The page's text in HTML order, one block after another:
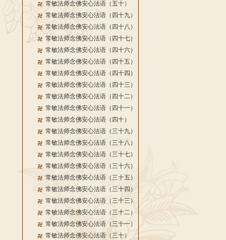
常敏法师念佛安心法语（五十）
常敏法师念佛安心法语（四十九）
常敏法师念佛安心法语（四十八）
常敏法师念佛安心法语（四十七）
常敏法师念佛安心法语（四十六）
常敏法师念佛安心法语（四十五）
常敏法师念佛安心法语（四十四）
常敏法师念佛安心法语（四十三）
常敏法师念佛安心法语（四十二）
常敏法师念佛安心法语（四十一）
常敏法师念佛安心法语（四十）
常敏法师念佛安心法语（三十九）
常敏法师念佛安心法语（三十八）
常敏法师念佛安心法语（三十七）
常敏法师念佛安心法语（三十六）
常敏法师念佛安心法语（三十五）
常敏法师念佛安心法语（三十四）
常敏法师念佛安心法语（三十三）
常敏法师念佛安心法语（三十二）
常敏法师念佛安心法语（三十一）
常敏法师念佛安心法语（三十）